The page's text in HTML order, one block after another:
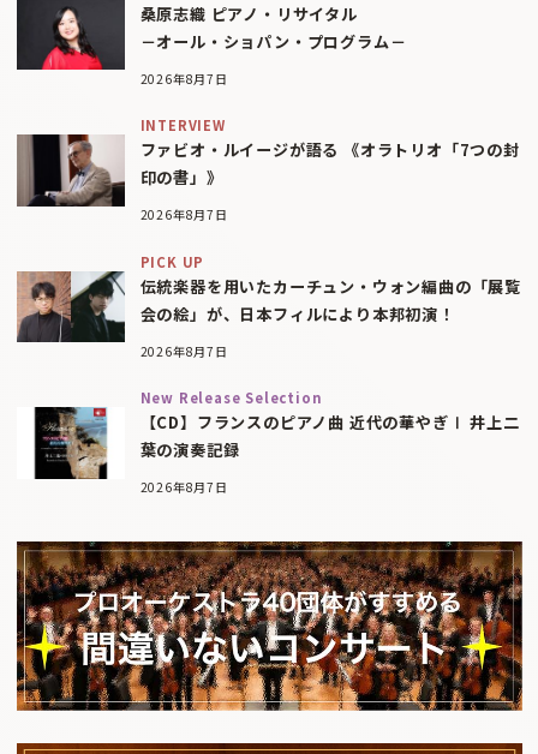
桑原志織 ピアノ・リサイタル
－オール・ショパン・プログラム－
2026年8月7日
INTERVIEW
ファビオ・ルイージが語る 《オラトリオ「7つの封
印の書」》
2026年8月7日
PICK UP
伝統楽器を用いたカーチュン・ウォン編曲の「展覧
会の絵」が、日本フィルにより本邦初演！
2026年8月7日
New Release Selection
【CD】フランスのピアノ曲 近代の華やぎⅠ 井上二
葉の演奏記録
2026年8月7日